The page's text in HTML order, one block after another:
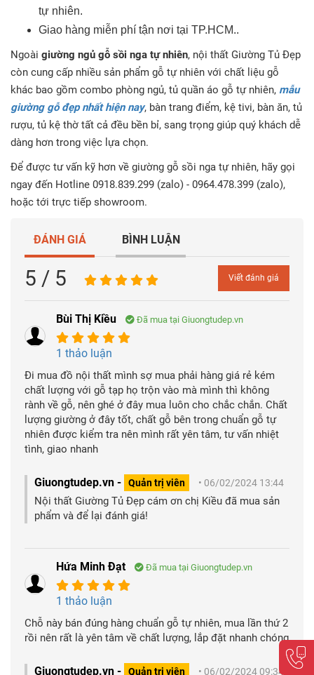
tự nhiên.
Giao hàng miễn phí tận nơi tại TP.HCM..
Ngoài giường ngủ gỗ sồi nga tự nhiên, nội thất Giường Tủ Đẹp
còn cung cấp nhiều sản phẩm gỗ tự nhiên với chất liệu gỗ
khác bao gồm combo phòng ngủ, tủ quần áo gỗ tự nhiên, mẫu
giường gỗ đẹp nhất hiện nay, bàn trang điểm, kệ tivi, bàn ăn, tủ
rượu, tủ kệ thờ tất cả đều bền bỉ, sang trọng giúp quý khách dễ
dàng hơn trong việc lựa chọn.
Để được tư vấn kỹ hơn về giường gỗ sồi nga tự nhiên, hãy gọi
ngay đến Hotline 0918.839.299 (zalo) - 0964.478.399 (zalo),
hoặc tới trực tiếp showroom.
ĐÁNH GIÁ BÌNH LUẬN
5 / 5 Viết đánh giá
Bùi Thị Kiều Đã mua tại Giuongtudep.vn
1 thảo luận
Đi mua đồ nội thất mình sợ mua phải hàng giá rẻ kém
chất lượng với gỗ tạp họ trộn vào mà mình thì không
rành về gỗ, nên ghé ở đây mua luôn cho chắc chắn. Chất
lượng giường ở đây tốt, chất gỗ bên trong chuẩn gỗ tự
nhiên được kiểm tra nên mình rất yên tâm, tư vấn nhiệt
tình, giao nhanh
Giuongtudep.vn - Quản trị viên • 06/02/2024 13:44
Nội thất Giường Tủ Đẹp cám ơn chị Kiều đã mua sản
phẩm và để lại đánh giá!
Hứa Minh Đạt Đã mua tại Giuongtudep.vn
1 thảo luận
Chỗ này bán đúng hàng chuẩn gỗ tự nhiên, mua lần thứ 2
rồi nên rất là yên tâm về chất lượng, lắp đặt nhanh chóng
Giuongtudep.vn - Quản trị viên • 06/02/2024 09:34